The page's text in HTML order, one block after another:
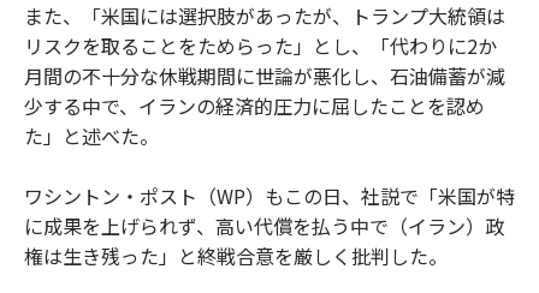
また、「米国には選択肢があったが、トランプ大統領は
リスクを取ることをためらった」とし、「代わりに2か
月間の不十分な休戦期間に世論が悪化し、石油備蓄が減
少する中で、イランの経済的圧力に屈したことを認め
た」と述べた。
ワシントン・ポスト（WP）もこの日、社説で「米国が特
に成果を上げられず、高い代償を払う中で（イラン）政
権は生き残った」と終戦合意を厳しく批判した。